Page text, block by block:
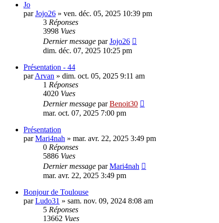
Jo
parJojo26 » ven. déc. 05, 2025 10:39 pm
3 Réponses
3998 Vues
Dernier message parJojo26
dim. déc. 07, 2025 10:25 pm
Présentation - 44
parArvan » dim. oct. 05, 2025 9:11 am
1 Réponses
4020 Vues
Dernier message parBenoit30
mar. oct. 07, 2025 7:00 pm
Présentation
parMari4nah » mar. avr. 22, 2025 3:49 pm
0 Réponses
5886 Vues
Dernier message parMari4nah
mar. avr. 22, 2025 3:49 pm
Bonjour de Toulouse
parLudo31 » sam. nov. 09, 2024 8:08 am
5 Réponses
13662 Vues